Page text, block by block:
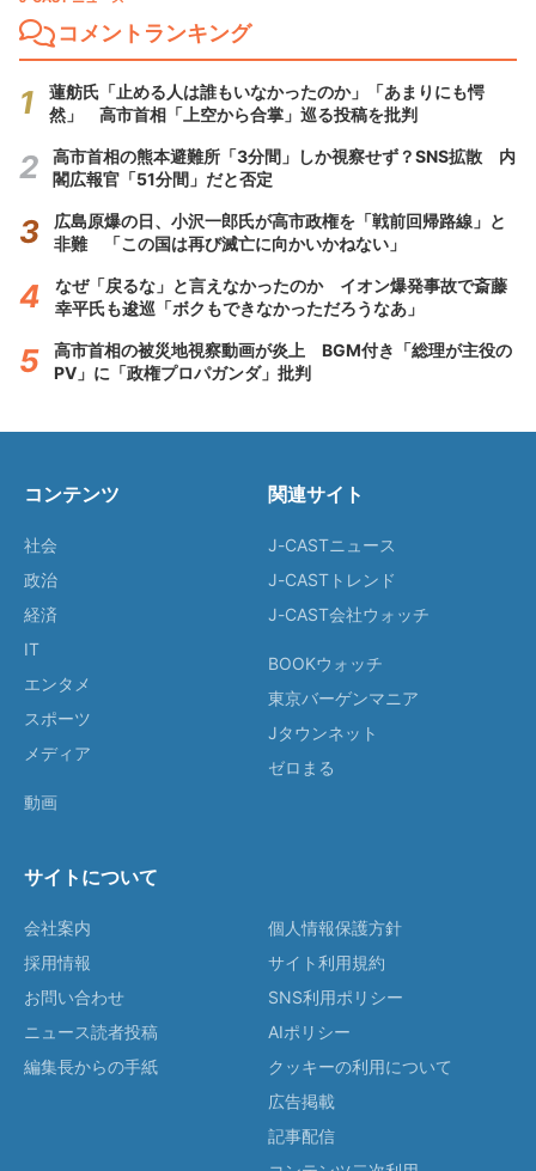
コメントランキング
蓮舫氏「止める人は誰もいなかったのか」「あまりにも愕
然」 高市首相「上空から合掌」巡る投稿を批判
高市首相の熊本避難所「3分間」しか視察せず？SNS拡散 内
閣広報官「51分間」だと否定
広島原爆の日、小沢一郎氏が高市政権を「戦前回帰路線」と
非難 「この国は再び滅亡に向かいかねない」
なぜ「戻るな」と言えなかったのか イオン爆発事故で斎藤
幸平氏も逡巡「ボクもできなかっただろうなあ」
高市首相の被災地視察動画が炎上 BGM付き「総理が主役の
PV」に「政権プロパガンダ」批判
コンテンツ
社会
政治
経済
IT
エンタメ
スポーツ
メディア
動画
関連サイト
J-CASTニュース
J-CASTトレンド
J-CAST会社ウォッチ
BOOKウォッチ
東京バーゲンマニア
Jタウンネット
ゼロまる
サイトについて
会社案内
採用情報
お問い合わせ
ニュース読者投稿
編集長からの手紙
個人情報保護方針
サイト利用規約
SNS利用ポリシー
AIポリシー
クッキーの利用について
広告掲載
記事配信